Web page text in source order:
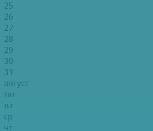
25
26
27
28
29
30
31
август
пн
вт
ср
чт